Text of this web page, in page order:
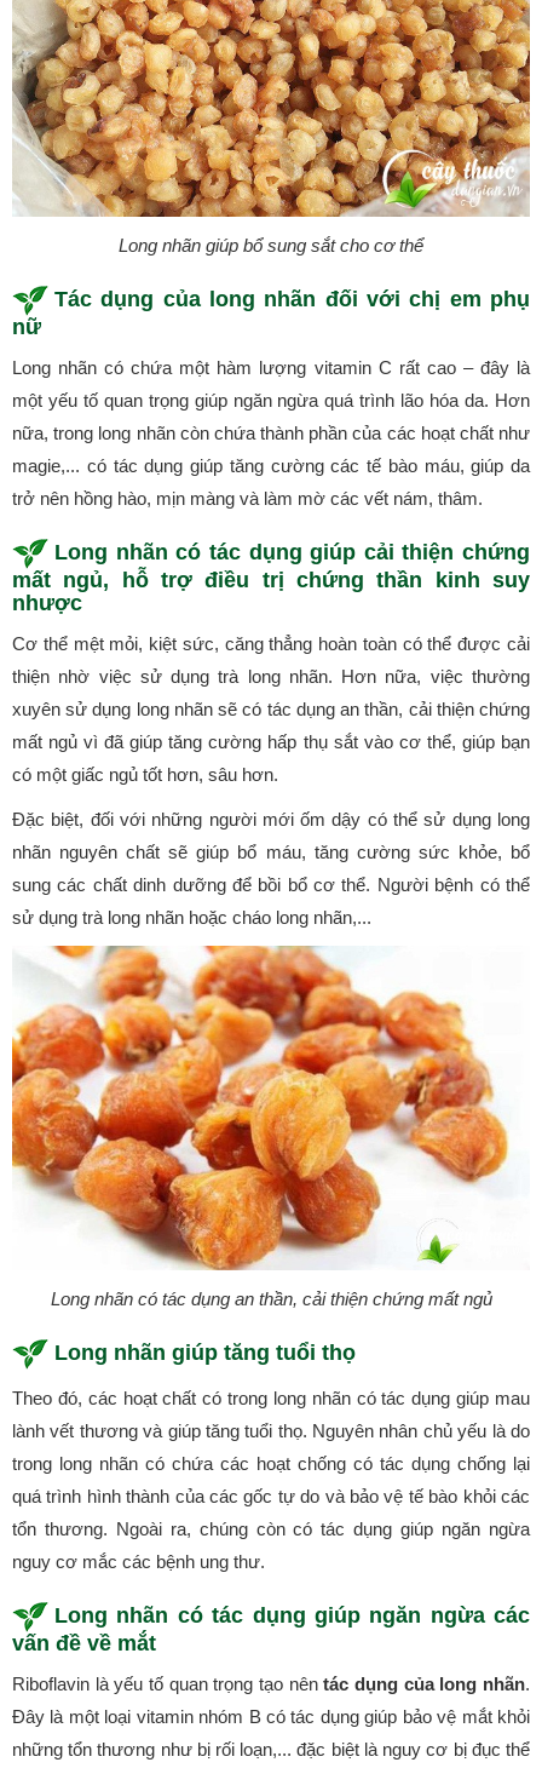
Long nhãn giúp bổ sung sắt cho cơ thể
Tác dụng của long nhãn đối với chị em phụ
nữ
Long nhãn có chứa một hàm lượng vitamin C rất cao – đây là
một yếu tố quan trọng giúp ngăn ngừa quá trình lão hóa da. Hơn
nữa, trong long nhãn còn chứa thành phần của các hoạt chất như
magie,... có tác dụng giúp tăng cường các tế bào máu, giúp da
trở nên hồng hào, mịn màng và làm mờ các vết nám, thâm.
Long nhãn có tác dụng giúp cải thiện chứng
mất ngủ, hỗ trợ điều trị chứng thần kinh suy
nhược
Cơ thể mệt mỏi, kiệt sức, căng thẳng hoàn toàn có thể được cải
thiện nhờ việc sử dụng trà long nhãn. Hơn nữa, việc thường
xuyên sử dụng long nhãn sẽ có tác dụng an thần, cải thiện chứng
mất ngủ vì đã giúp tăng cường hấp thụ sắt vào cơ thể, giúp bạn
có một giấc ngủ tốt hơn, sâu hơn.
Đặc biệt, đối với những người mới ốm dậy có thể sử dụng long
nhãn nguyên chất sẽ giúp bổ máu, tăng cường sức khỏe, bổ
sung các chất dinh dưỡng để bồi bổ cơ thể. Người bệnh có thể
sử dụng trà long nhãn hoặc cháo long nhãn,...
Long nhãn có tác dụng an thần, cải thiện chứng mất ngủ
Long nhãn giúp tăng tuổi thọ
Theo đó, các hoạt chất có trong long nhãn có tác dụng giúp mau
lành vết thương và giúp tăng tuổi thọ. Nguyên nhân chủ yếu là do
trong long nhãn có chứa các hoạt chống có tác dụng chống lại
quá trình hình thành của các gốc tự do và bảo vệ tế bào khỏi các
tổn thương. Ngoài ra, chúng còn có tác dụng giúp ngăn ngừa
nguy cơ mắc các bệnh ung thư.
Long nhãn có tác dụng giúp ngăn ngừa các
vấn đề về mắt
Riboflavin là yếu tố quan trọng tạo nêntác dụng của long nhãn.
Đây là một loại vitamin nhóm B có tác dụng giúp bảo vệ mắt khỏi
những tổn thương như bị rối loạn,... đặc biệt là nguy cơ bị đục thể